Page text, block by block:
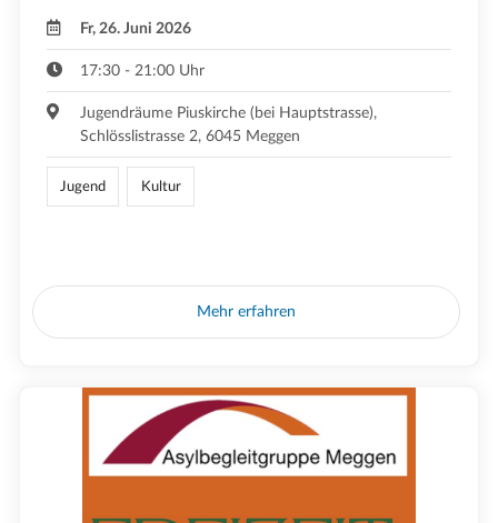
Fr, 26. Juni 2026
17:30 - 21:00 Uhr
Jugendräume Piuskirche (bei Hauptstrasse),
Schlösslistrasse 2, 6045 Meggen
Jugend Kultur
Mehr erfahren